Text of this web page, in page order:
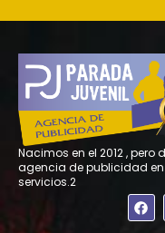
Nacimos en el 2012 , pero
agencia de publicidad
servicios.2
F
a
c